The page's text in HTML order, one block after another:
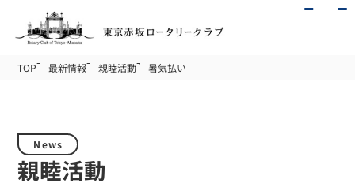
TOP 最新情報 親睦活動 暑気払い
News
親睦活動